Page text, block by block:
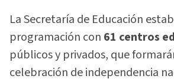
La Secretaría de Educación
programación con 61 centros
públicos y privados, que
celebración de independencia